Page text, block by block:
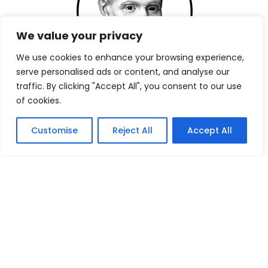
We value your privacy
We use cookies to enhance your browsing experience,
serve personalised ads or content, and analyse our
traffic. By clicking "Accept All", you consent to our use
of cookies.
Customise Reject All Accept All
Saint-Vincent de Paul
Tutelle des Filles de la Charité
Informations
Groupe Scolaire Saint-Vincent
25, rue Dumont D’Urville